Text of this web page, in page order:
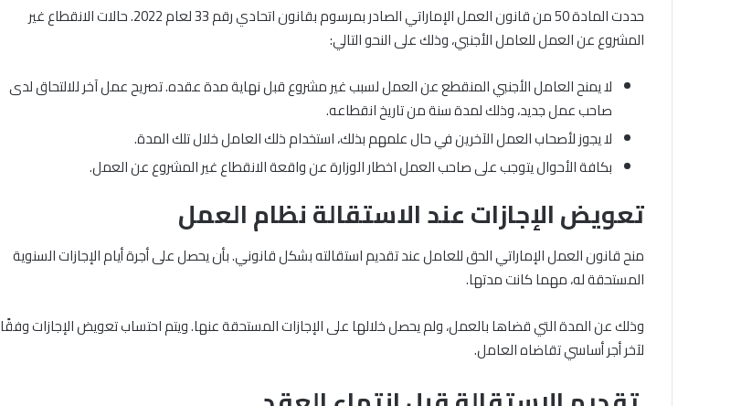
حددت المادة 50 من قانون العمل الإماراتي الصادر بمرسوم بقانون اتحادي رقم 33 لعام 2022. حالات الانقطاع غير
المشروع عن العمل للعامل الأجنبي، وذلك على النحو التالي:
لا يمنح العامل الأجنبي المنقطع عن العمل لسبب غير مشروع قبل نهاية مدة عقده. تصريح عمل آخر للالتحاق لدى
صاحب عمل جديد، وذلك لمدة سنة من تاريخ انقطاعه.
لا يجوز لأصحاب العمل الآخرين في حال علمهم بذلك، استخدام ذلك العامل خلال تلك المدة.
بكافة الأحوال يتوجب على صاحب العمل اخطار الوزارة عن واقعة الانقطاع غير المشروع عن العمل.
تعويض الإجازات عند الاستقالة نظام العمل
منح قانون العمل الإماراتي الحق للعامل عند تقديم استقالته بشكل قانوني. بأن يحصل على أجرة أيام الإجازات السنوية
المستحقة له، مهما كانت مدتها.
وذلك عن المدة التي قضاها بالعمل، ولم يحصل خلالها على الإجازات المستحقة عنها. ويتم احتساب تعويض الإجازات وفقًا
لآخر أجر أساسي تقاضاه العامل.